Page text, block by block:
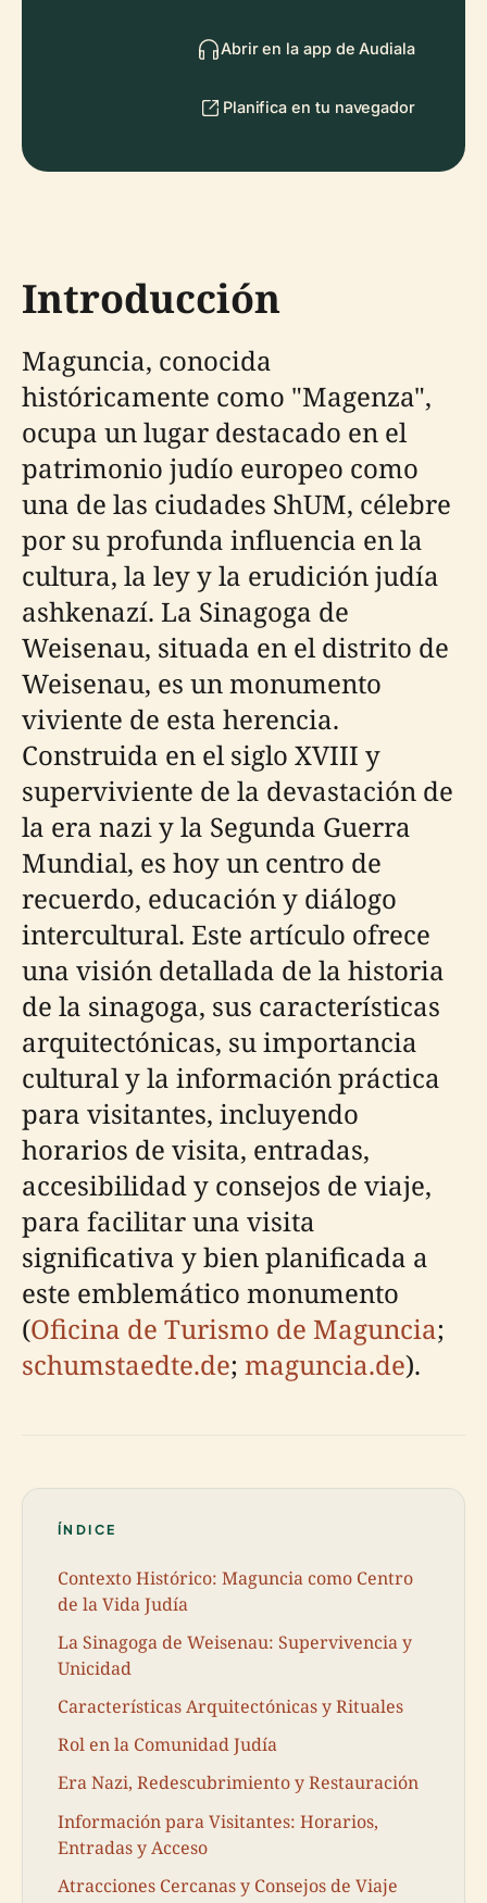
Abrir en la app de Audiala
Planifica en tu navegador
Introducción
Maguncia, conocida
históricamente como "Magenza",
ocupa un lugar destacado en el
patrimonio judío europeo como
una de las ciudades ShUM, célebre
por su profunda influencia en la
cultura, la ley y la erudición judía
ashkenazí. La Sinagoga de
Weisenau, situada en el distrito de
Weisenau, es un monumento
viviente de esta herencia.
Construida en el siglo XVIII y
superviviente de la devastación de
la era nazi y la Segunda Guerra
Mundial, es hoy un centro de
recuerdo, educación y diálogo
intercultural. Este artículo ofrece
una visión detallada de la historia
de la sinagoga, sus características
arquitectónicas, su importancia
cultural y la información práctica
para visitantes, incluyendo
horarios de visita, entradas,
accesibilidad y consejos de viaje,
para facilitar una visita
significativa y bien planificada a
este emblemático monumento
(Oficina de Turismo de Maguncia;
schumstaedte.de; maguncia.de).
ÍNDICE
Contexto Histórico: Maguncia como Centro
de la Vida Judía
La Sinagoga de Weisenau: Supervivencia y
Unicidad
Características Arquitectónicas y Rituales
Rol en la Comunidad Judía
Era Nazi, Redescubrimiento y Restauración
Información para Visitantes: Horarios,
Entradas y Acceso
Atracciones Cercanas y Consejos de Viaje